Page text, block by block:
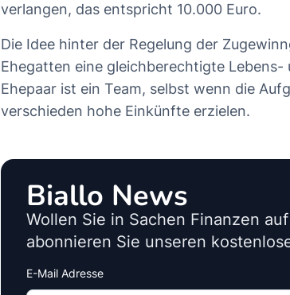
verlangen, das entspricht 10.000 Euro.
Die Idee hinter der Regelung der
Ehegatten eine gleichberechtigte
Ehepaar ist ein Team, selbst wenn die
verschieden hohe Einkünfte erzielen.
Biallo News
Wollen Sie in Sachen Finanzen
abonnieren Sie unseren
E-Mail Adresse
Interests
Amount